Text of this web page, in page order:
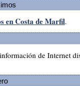
en Costa de Marfil.
de Internet